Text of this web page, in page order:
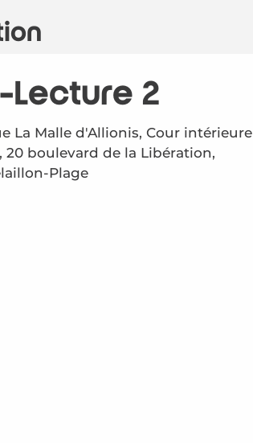
Lecture 2
La Malle d'Allionis, Cour intérieure
20 boulevard de la Libération,
Plage